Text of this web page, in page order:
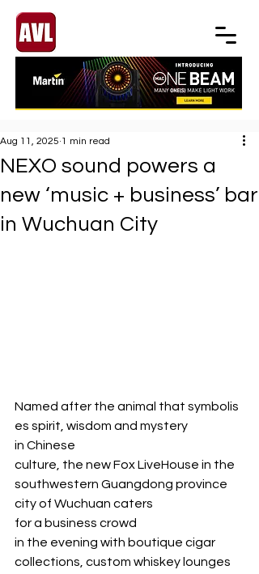
NEXO sound powers a
new ‘music + business’ bar
in Wuchuan City
Aug 11, 2025 1 min read
Named after the animal that symbolis
es spirit, wisdom and mystery
in Chinese
culture, the new Fox LiveHouse in the
southwestern Guangdong province
city of Wuchuan caters
for a business crowd
in the evening with boutique cigar
collections, custom whiskey lounges